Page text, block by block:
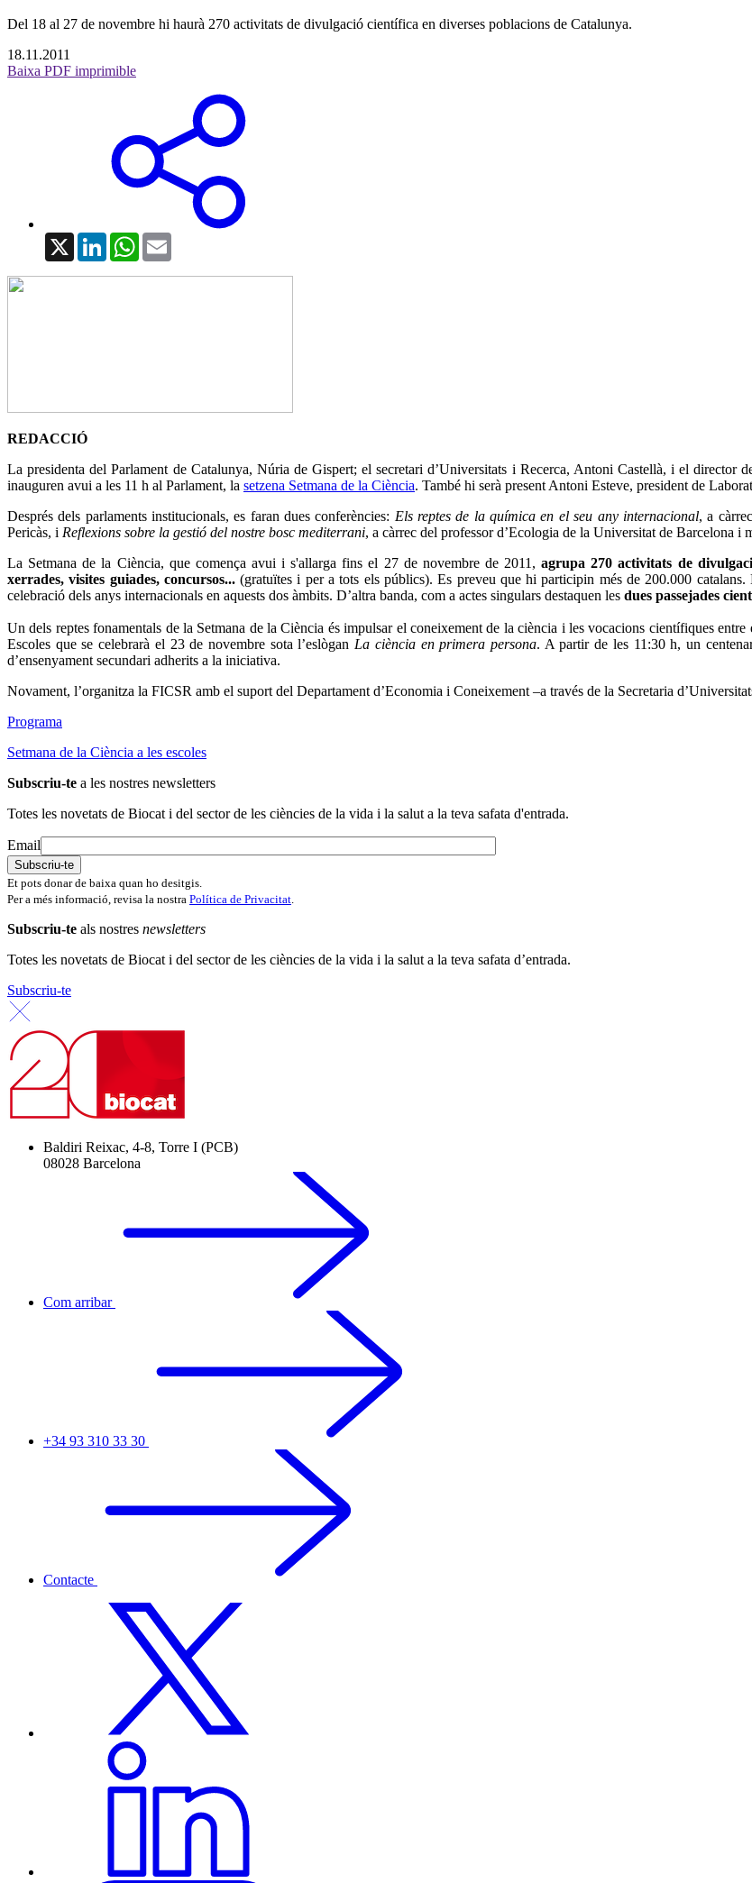
Del 18 al 27 de novembre hi haurà 270 activitats de divulgació científica en diverses poblacions de Catalunya.
18.11.2011
Baixa PDF imprimible
X LinkedInWhatsApp
REDACCIÓ
La presidenta del Parlament de Catalunya, Núria de Gispert; el secretari d’Universitats i Recerca, Antoni Castellà, i el director
inauguren avui a les 11 h al Parlament, la setzena Setmana de la Ciència. També hi serà present Antoni Esteve, president de
Després dels parlaments institucionals, es faran dues conferències: Els reptes de la química en el seu any internacional, a
Pericàs, i Reflexions sobre la gestió del nostre bosc mediterrani, a càrrec del professor d’Ecologia de la Universitat de Barcelona
La Setmana de la Ciència, que comença avui i s'allarga fins el 27 de novembre de 2011,agrupa 270 activitats de
xerrades, visites guiades, concursos...(gratuïtes i per a tots els públics). Es preveu que hi participin més de 200.000
celebració dels anys internacionals en aquests dos àmbits. D’altra banda, com a actes singulars destaquen les dues passejades
Un dels reptes fonamentals de la Setmana de la Ciència és impulsar el coneixement de la ciència i les vocacions científiques
Escoles que se celebrarà el 23 de novembre sota l’eslòganLa ciència en primera persona. A partir de les 11:30 h, un
d’ensenyament secundari adherits a la iniciativa.
Novament, l’organitza la FICSR amb el suport del Departament d’Economia i Coneixement –a través de la Secretaria
Programa
Setmana de la Ciència a les escoles
Subscriu-te a les nostres newsletters
Totes les novetats de Biocat i del sector de les ciències de la vida i la salut a la teva safata d'entrada.
Email
Et pots donar de baixa quan ho desitgis.
Per a més informació, revisa la nostra Política de Privacitat.
Subscriu-te als nostres newsletters
Totes les novetats de Biocat i del sector de les ciències de la vida i la salut a la teva safata d’entrada.
Subscriu-te
Baldiri Reixac, 4-8, Torre I (PCB)
08028 Barcelona
Com arribar
+34 93 310 33 30
Contacte